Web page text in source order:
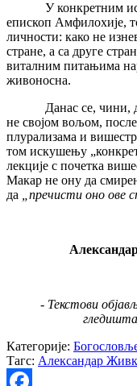
У конкретним
епископ Амфилохије,
личности: како не
стране, а са друге
виталним питањима
живоносна.
Данас се, чини, да
не својом вољом,
плурализама и
том искушењу
лекције с почетка
Макар не ону да
да „пречисти оно ове
- Текстови
Категорије:
Тагс: Александар